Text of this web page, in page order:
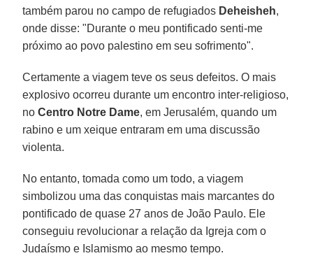
também parou no campo de refugiados Deheisheh,
onde disse: "Durante o meu pontificado senti-me
próximo ao povo palestino em seu sofrimento".
Certamente a viagem teve os seus defeitos. O mais
explosivo ocorreu durante um encontro inter-religioso,
noCentro Notre Dame, em Jerusalém, quando um
rabino e um xeique entraram em uma discussão
violenta.
No entanto, tomada como um todo, a viagem
simbolizou uma das conquistas mais marcantes do
pontificado de quase 27 anos de João Paulo. Ele
conseguiu revolucionar a relação da Igreja com o
Judaísmo e Islamismo ao mesmo tempo.